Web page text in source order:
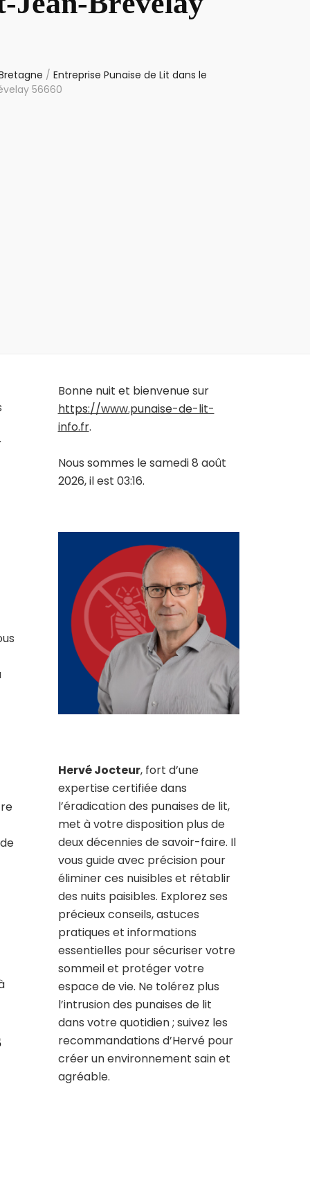
/ Entreprise Punaise de Lit dans le
56660
Bonne nuit et bienvenue sur
https://www.punaise-de-lit-
info.fr.
Nous sommes le samedi 8 août
2026, il est 03:16.
Hervé Jocteur, fort d’une
expertise certifiée dans
l’éradication des punaises de lit,
met à votre disposition plus de
deux décennies de savoir-faire. Il
vous guide avec précision pour
éliminer ces nuisibles et rétablir
des nuits paisibles. Explorez ses
précieux conseils, astuces
pratiques et informations
essentielles pour sécuriser votre
sommeil et protéger votre
espace de vie. Ne tolérez plus
l’intrusion des punaises de lit
dans votre quotidien ; suivez les
recommandations d’Hervé pour
créer un environnement sain et
agréable.